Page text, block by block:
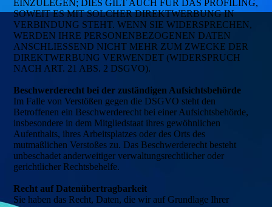
EINZULEGEN; DIES GILT AUCH FÜR DAS PROFILING,
SOWEIT ES MIT SOLCHER DIREKTWERBUNG IN
VERBINDUNG STEHT. WENN SIE WIDERSPRECHEN,
WERDEN IHRE PERSONENBEZOGENEN DATEN
ANSCHLIESSEND NICHT MEHR ZUM ZWECKE DER
DIREKTWERBUNG VERWENDET (WIDERSPRUCH
NACH ART. 21 ABS. 2 DSGVO).
Beschwerderecht bei der zuständigen Aufsichtsbehörde
Im Falle von Verstößen gegen die DSGVO steht den
Betroffenen ein Beschwerderecht bei einer Aufsichtsbehörde,
insbesondere in dem Mitgliedstaat ihres gewöhnlichen
Aufenthalts, ihres Arbeitsplatzes oder des Orts des
mutmaßlichen Verstoßes zu. Das Beschwerderecht besteht
unbeschadet anderweitiger verwaltungsrechtlicher oder
gerichtlicher Rechtsbehelfe.
Recht auf Datenübertragbarkeit
Sie haben das Recht, Daten, die wir auf Grundlage Ihrer